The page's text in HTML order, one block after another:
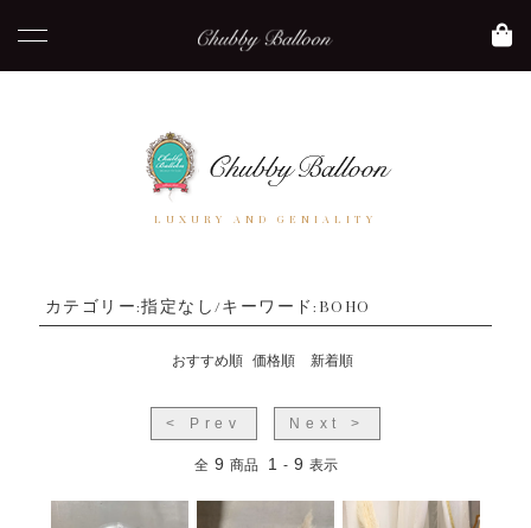
LUXURY AND GENIALITY
カテゴリー:指定なし/キーワード:BOHO
おすすめ順 価格順 新着順
< Prev Next >
全 9 商品 1 - 9 表示